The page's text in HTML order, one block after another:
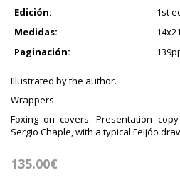
Edición:
1st
Medidas:
Paginación:
Illustrated by the author.
Wrappers.
Foxing on covers. Presentation
Sergio Chaple, with a typical Feijóo
135.00€